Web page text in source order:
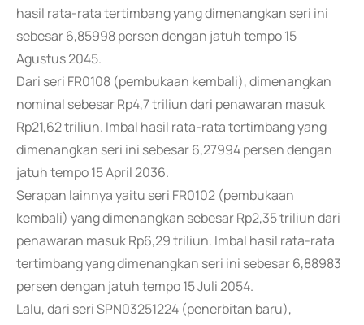
hasil rata-rata tertimbang yang dimenangkan seri ini
sebesar 6,85998 persen dengan jatuh tempo 15
Agustus 2045.
Dari seri FR0108 (pembukaan kembali), dimenangkan
nominal sebesar Rp4,7 triliun dari penawaran masuk
Rp21,62 triliun. Imbal hasil rata-rata tertimbang yang
dimenangkan seri ini sebesar 6,27994 persen dengan
jatuh tempo 15 April 2036.
Serapan lainnya yaitu seri FR0102 (pembukaan
kembali) yang dimenangkan sebesar Rp2,35 triliun dari
penawaran masuk Rp6,29 triliun. Imbal hasil rata-rata
tertimbang yang dimenangkan seri ini sebesar 6,88983
persen dengan jatuh tempo 15 Juli 2054.
Lalu, dari seri SPN03251224 (penerbitan baru),